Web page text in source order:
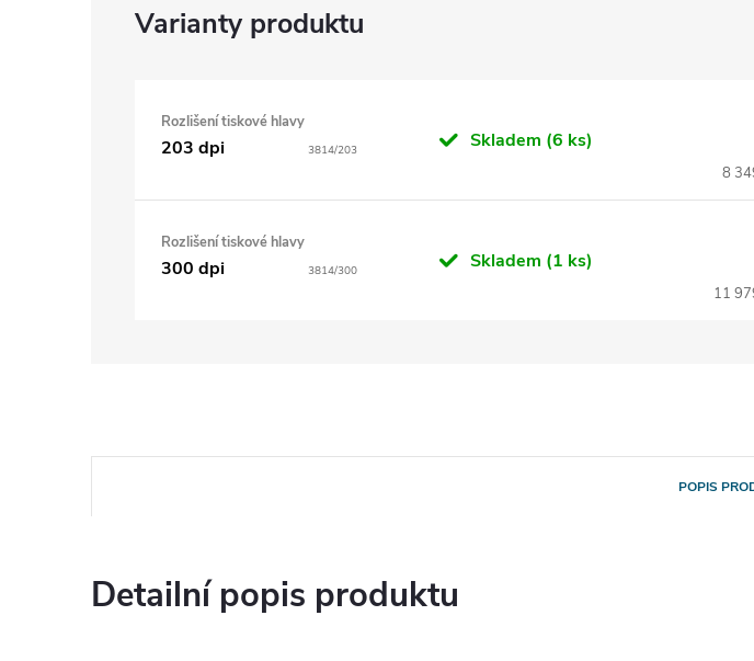
Rozlišení tiskové hlavy
203 dpi 3814/203 Skladem (6 ks)
8
Rozlišení tiskové hlavy
300 dpi 3814/300 Skladem (1 ks)
11
POPIS
Detailní popis produktu